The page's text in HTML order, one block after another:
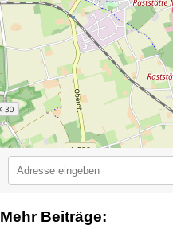
Mehr Beiträge: